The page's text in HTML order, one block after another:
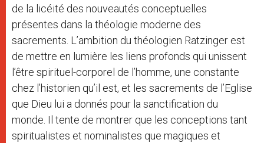
de la licéité des nouveautés conceptuelles
présentes dans la théologie moderne des
sacrements. L’ambition du théologien Ratzinger est
de mettre en lumière les liens profonds qui unissent
l’être spirituel-corporel de l’homme, une constante
chez l’historien qu’il est, et les sacrements de l’Eglise
que Dieu lui a donnés pour la sanctification du
monde. Il tente de montrer que les conceptions tant
spiritualistes et nominalistes que magiques et